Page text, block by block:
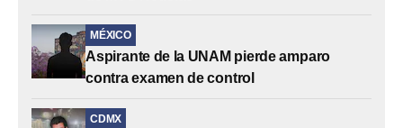
MÉXICO
Aspirante de la UNAM pierde amparo
contra examen de control
CDMX